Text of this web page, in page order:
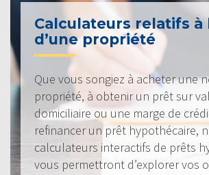
Calculateurs relatifs à
d’une propriété
Que vous songiez à acheter une
propriété, à obtenir un prêt sur
domiciliaire ou une marge de
refinancer un prêt hypothécaire,
calculateurs interactifs de prêts
vous permettront d’explorer vos